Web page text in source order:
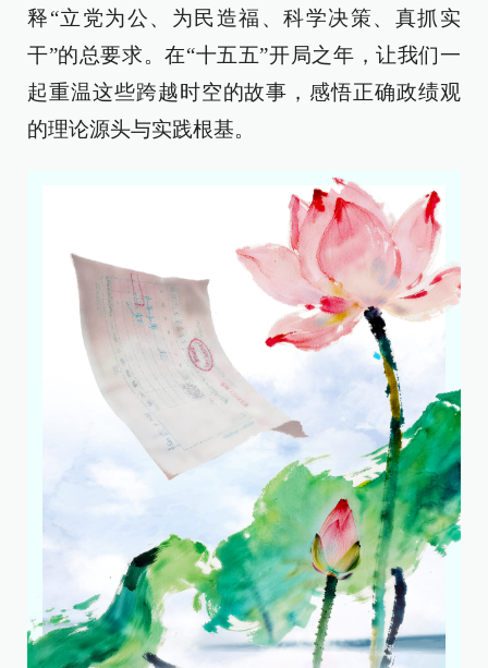
释“立党为公、为民造福、科学决策、真抓实
干”的总要求。在“十五五”开局之年，让我们一
起重温这些跨越时空的故事，感悟正确政绩观
的理论源头与实践根基。